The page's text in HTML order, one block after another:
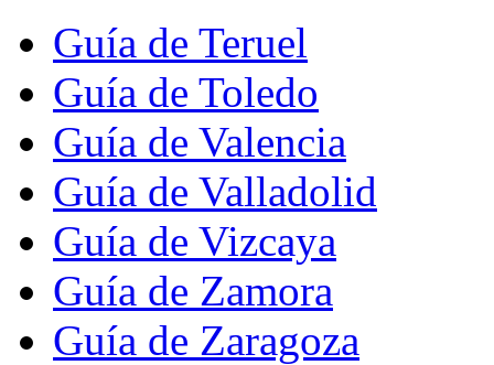
Guía de Teruel
Guía de Toledo
Guía de Valencia
Guía de Valladolid
Guía de Vizcaya
Guía de Zamora
Guía de Zaragoza